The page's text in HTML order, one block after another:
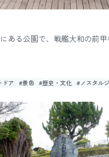
ある公園で、戦艦大和の前
ドア #景色 #歴史・文化 #ノスタル